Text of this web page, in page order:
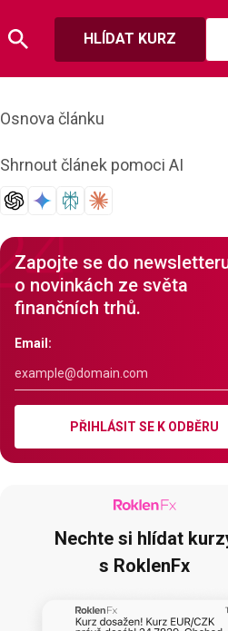
HLÍDAT KURZ
Osnova článku
Shrnout článek pomoci AI
Zapojte se do
o novinkách ze světa
finančních trhů.
Email:
PŘIHLÁSIT SE K ODBĚRU
Nechte si hlídat
s RoklenFx